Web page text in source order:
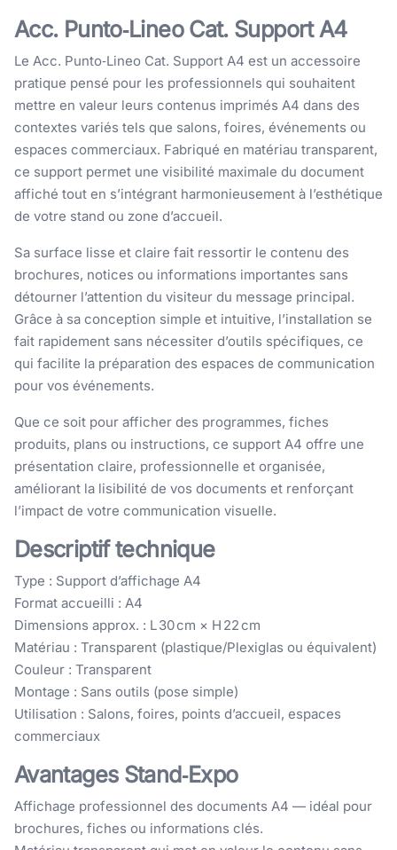
Acc. Punto‑Lineo Cat. Support A4
Le Acc. Punto‑Lineo Cat. Support A4 est un accessoire
pratique pensé pour les professionnels qui souhaitent
mettre en valeur leurs contenus imprimés A4 dans des
contextes variés tels que salons, foires, événements ou
espaces commerciaux. Fabriqué en matériau transparent,
ce support permet une visibilité maximale du document
affiché tout en s’intégrant harmonieusement à l’esthétique
de votre stand ou zone d’accueil.
Sa surface lisse et claire fait ressortir le contenu des
brochures, notices ou informations importantes sans
détourner l’attention du visiteur du message principal.
Grâce à sa conception simple et intuitive, l’installation se
fait rapidement sans nécessiter d’outils spécifiques, ce
qui facilite la préparation des espaces de communication
pour vos événements.
Que ce soit pour afficher des programmes, fiches
produits, plans ou instructions, ce support A4 offre une
présentation claire, professionnelle et organisée,
améliorant la lisibilité de vos documents et renforçant
l’impact de votre communication visuelle.
Descriptif technique
Type : Support d’affichage A4
Format accueilli : A4
Dimensions approx. : L 30 cm × H 22 cm
Matériau : Transparent (plastique/Plexiglas ou équivalent)
Couleur : Transparent
Montage : Sans outils (pose simple)
Utilisation : Salons, foires, points d’accueil, espaces
commerciaux
Avantages Stand‑Expo
Affichage professionnel des documents A4 — idéal pour
brochures, fiches ou informations clés.